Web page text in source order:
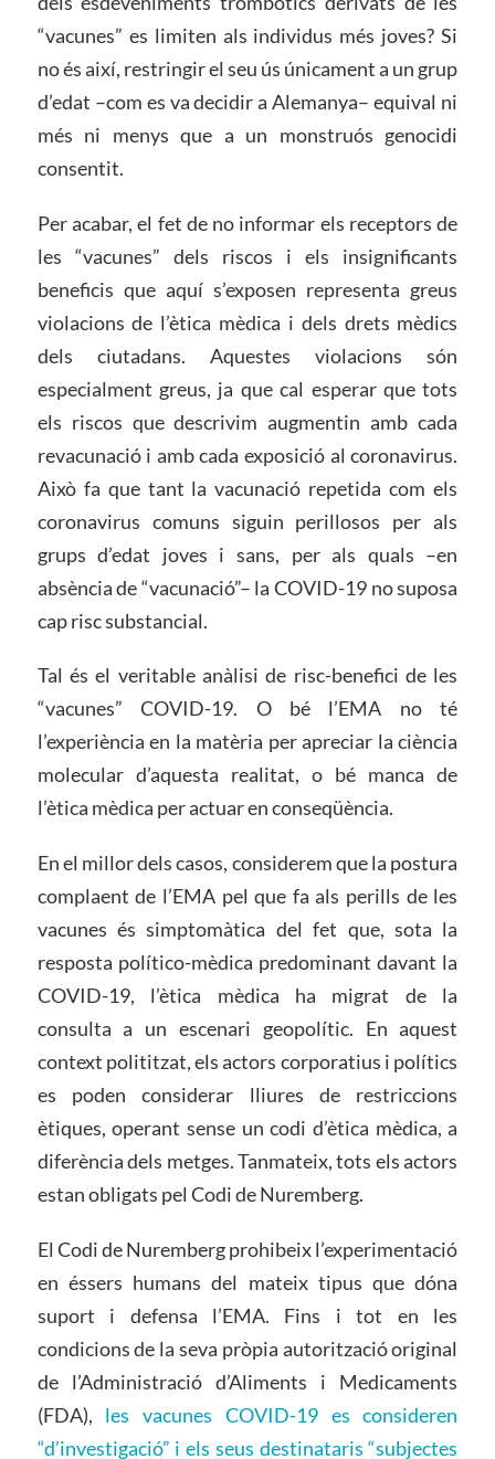
“vacunes” es limiten als individus més joves? Si
no és així, restringir el seu ús únicament a un grup
d’edat –com es va decidir a Alemanya– equival ni
més ni menys que a un monstruós genocidi
consentit.
Per acabar, el fet de no informar els receptors de
les “vacunes” dels riscos i els insignificants
beneficis que aquí s’exposen representa greus
violacions de l’ètica mèdica i dels drets mèdics
dels ciutadans. Aquestes violacions són
especialment greus, ja que cal esperar que tots
els riscos que descrivim augmentin amb cada
revacunació i amb cada exposició al coronavirus.
Això fa que tant la vacunació repetida com els
coronavirus comuns siguin perillosos per als
grups d’edat joves i sans, per als quals –en
absència de “vacunació”– la COVID-19 no suposa
cap risc substancial.
Tal és el veritable anàlisi de risc-benefici de les
“vacunes” COVID-19. O bé l’EMA no té
l’experiència en la matèria per apreciar la ciència
molecular d’aquesta realitat, o bé manca de
l’ètica mèdica per actuar en conseqüència.
En el millor dels casos, considerem que la postura
complaent de l’EMA pel que fa als perills de les
vacunes és simptomàtica del fet que, sota la
resposta político-mèdica predominant davant la
COVID-19, l’ètica mèdica ha migrat de la
consulta a un escenari geopolític. En aquest
context polititzat, els actors corporatius i polítics
es poden considerar lliures de restriccions
ètiques, operant sense un codi d’ètica mèdica, a
diferència dels metges. Tanmateix, tots els actors
estan obligats pel Codi de Nuremberg.
El Codi de Nuremberg prohibeix l’experimentació
en éssers humans del mateix tipus que dóna
suport i defensa l’EMA. Fins i tot en les
condicions de la seva pròpia autorització original
de l’Administració d’Aliments i Medicaments
(FDA), les vacunes COVID-19 es consideren
“d’investigació” i els seus destinataris “subjectes